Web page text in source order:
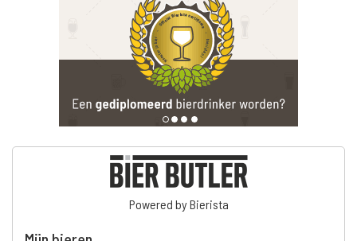
Powered by Bierista